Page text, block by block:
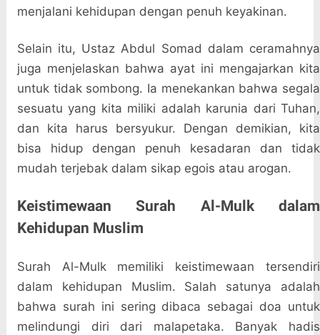
menjalani kehidupan dengan penuh keyakinan.
Selain itu, Ustaz Abdul Somad dalam ceramahnya
juga menjelaskan bahwa ayat ini mengajarkan kita
untuk tidak sombong. Ia menekankan bahwa segala
sesuatu yang kita miliki adalah karunia dari Tuhan,
dan kita harus bersyukur. Dengan demikian, kita
bisa hidup dengan penuh kesadaran dan tidak
mudah terjebak dalam sikap egois atau arogan.
Keistimewaan Surah Al-Mulk dalam
Kehidupan Muslim
Surah Al-Mulk memiliki keistimewaan tersendiri
dalam kehidupan Muslim. Salah satunya adalah
bahwa surah ini sering dibaca sebagai doa untuk
melindungi diri dari malapetaka. Banyak hadis